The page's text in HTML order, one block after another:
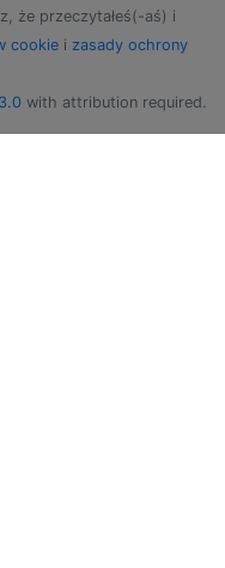
że przeczytałeś(-aś) i
cookie i zasady ochrony
with attribution required.